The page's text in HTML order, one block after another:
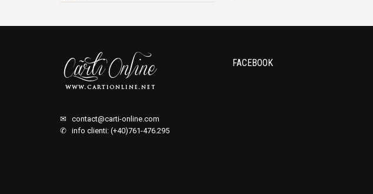
✉ contact@carti-online.com
✆ info clienti: (+40)761-476.295
FACEBOOK